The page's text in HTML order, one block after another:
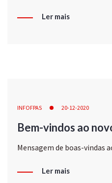
Ler mais
INFOFPAS 20-12-2020
Bem-vindos ao
Mensagem de boas-vindas
Ler mais